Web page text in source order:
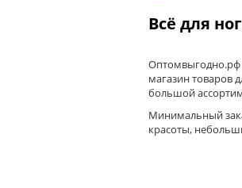
Всё для
Оптомвыгодно.рф
магазин товаров
большой
Минимальный
красоты,